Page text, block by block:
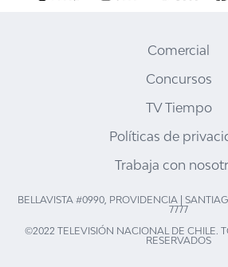
Comercial
Concursos
TV Tiempo
Políticas de
Trabaja con
BELLAVISTA #0990, PROVIDENCIA |
7777
©2022 TELEVISIÓN NACIONAL DE CHILE.
RESERVADOS